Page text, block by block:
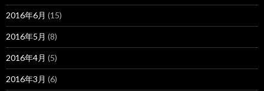
2016年6月 (15)
2016年5月 (8)
2016年4月 (5)
2016年3月 (6)